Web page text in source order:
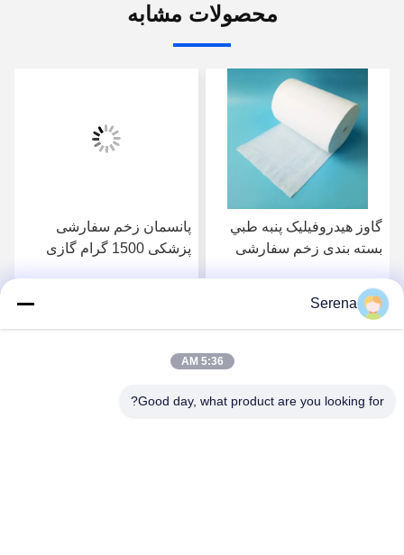
محصولات مشابه
گاوز هیدروفیلیک پنبه طبي
بسته بندی زخم سفارشی
سانتی متربهترین قیمت رو بدست
پانسمان زخم سفارشی
پزشکی 1500 گرام گازی
Serena
5:36 AM
Good day, what product are you looking for?